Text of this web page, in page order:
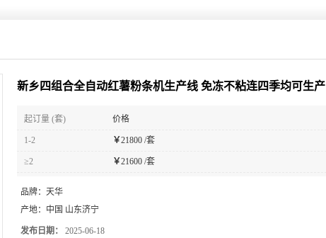
新乡四组合全自动红薯粉条机生产线 免冻不粘连四季均可生产
起订量 (套) 价格
1-2 ￥21800 /套
≥2 ￥21600 /套
品牌： 天华
产地： 中国 山东济宁
发布日期： 2025-06-18